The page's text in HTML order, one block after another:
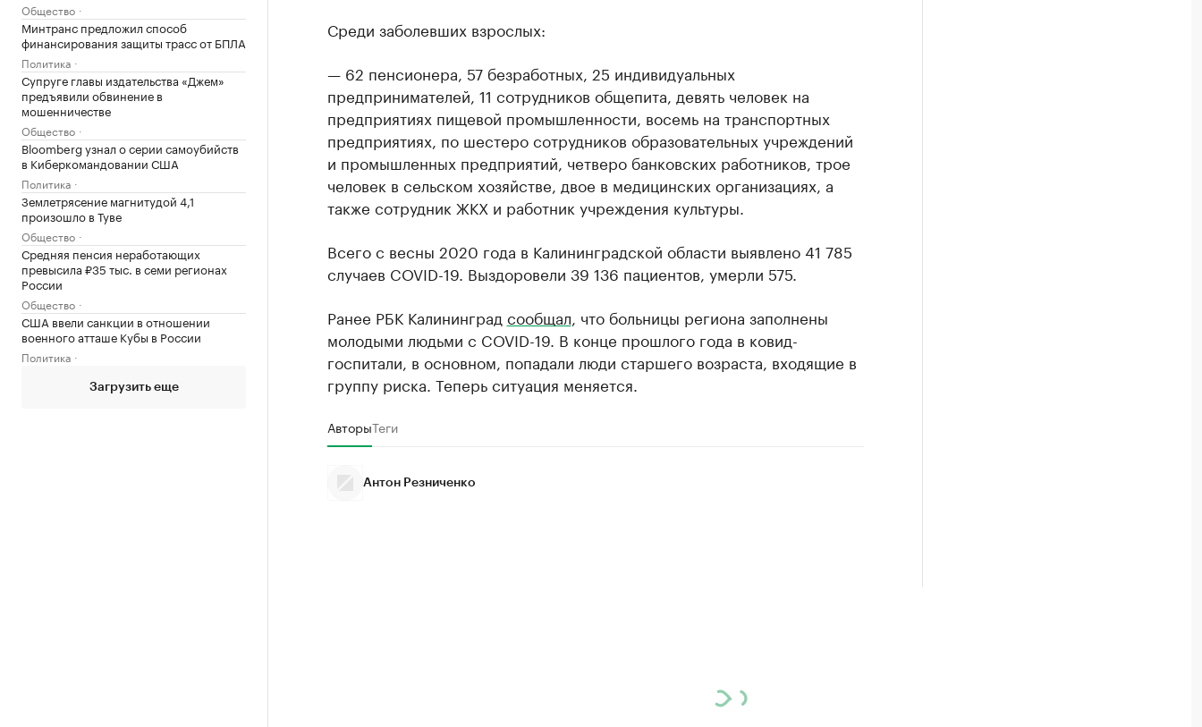
Общество
Минтранс предложил способ
финансирования защиты трасс от БПЛА
Политика
Супруге главы издательства «Джем»
предъявили обвинение в
мошенничестве
Общество
Bloomberg узнал о серии самоубийств
в Киберкомандовании США
Политика
Землетрясение магнитудой 4,1
произошло в Туве
Общество
Средняя пенсия неработающих
превысила ₽35 тыс. в семи регионах
России
Общество
США ввели санкции в отношении
военного атташе Кубы в России
Политика
Загрузить еще
Среди заболевших взрослых:
— 62 пенсионера, 57 безработных, 25 индивидуальных
предпринимателей, 11 сотрудников общепита, девять человек на
предприятиях пищевой промышленности, восемь на транспортных
предприятиях, по шестеро сотрудников образовательных учреждений
и промышленных предприятий, четверо банковских работников, трое
человек в сельском хозяйстве, двое в медицинских организациях, а
также сотрудник ЖКХ и работник учреждения культуры.
Всего с весны 2020 года в Калининградской области выявлено 41 785
случаев COVID-19. Выздоровели 39 136 пациентов, умерли 575.
Ранее РБК Калининград сообщал , что больницы региона заполнены
молодыми людьми с COVID-19. В конце прошлого года в ковид-
госпитали, в основном, попадали люди старшего возраста, входящие в
группу риска. Теперь ситуация меняется.
АвторыТеги
Антон Резниченко